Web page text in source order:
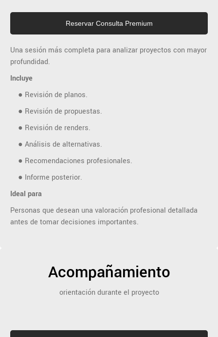
Reservar Consulta Premium
Una sesión más completa para analizar proyectos con mayor
profundidad.
Incluye
● Revisión de planos.
● Revisión de propuestas.
● Revisión de renders.
● Análisis de alternativas.
● Recomendaciones profesionales.
● Informe posterior.
Ideal para
Personas que desean una valoración profesional detallada
antes de tomar decisiones importantes.
Acompañamiento
orientación durante el proyecto